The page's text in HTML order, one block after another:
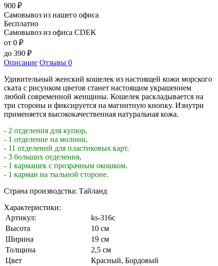
900 ₽
Самовывоз из нашего офиса
Бесплатно
Самовывоз из офиса CDEK
от 0 ₽
до 390 ₽
Описание Отзывы 0
Удивительный женский кошелек из настоящей кожи морского
ската с рисунком цветов станет настоящим украшением
любой современной женщины. Кошелек раскладывается на
три стороны и фиксируется на магнитную кнопку. Изнутри
применяется высококачественная натуральная кожа.
- 2 отделения для купюр,
- 1 отделение на молнии,
- 11 отделений для пластиковых карт,
- 3 больших отделения,
- 1 кармашек с прозрачным окошком.
- 1 карман на тыльной стороне.
Страна производства: Тайланд
Характеристики:
Артикул:
ks-316c
Высота
10 см
Ширина
19 см
Толщина
2,5 см
Цвет
Красный, Бордовый